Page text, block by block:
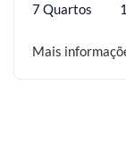
7 Quartos
Mais